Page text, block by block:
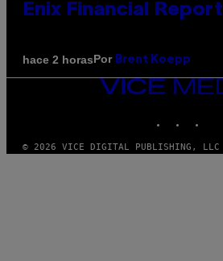
Enix Financial Report
hace 2 horasPor Brent Koepp
VICE
© 2026 VICE DIGITAL PUBLISHING, LLC